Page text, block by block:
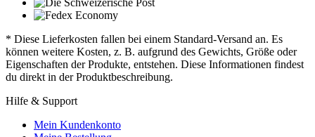
* Diese Lieferkosten fallen bei einem Standard-Versand an. Es
können weitere Kosten, z. B. aufgrund des Gewichts, Größe oder
Eigenschaften der Produkte, entstehen. Diese Informationen findest
du direkt in der Produktbeschreibung.
Hilfe & Support
Mein Kundenkonto